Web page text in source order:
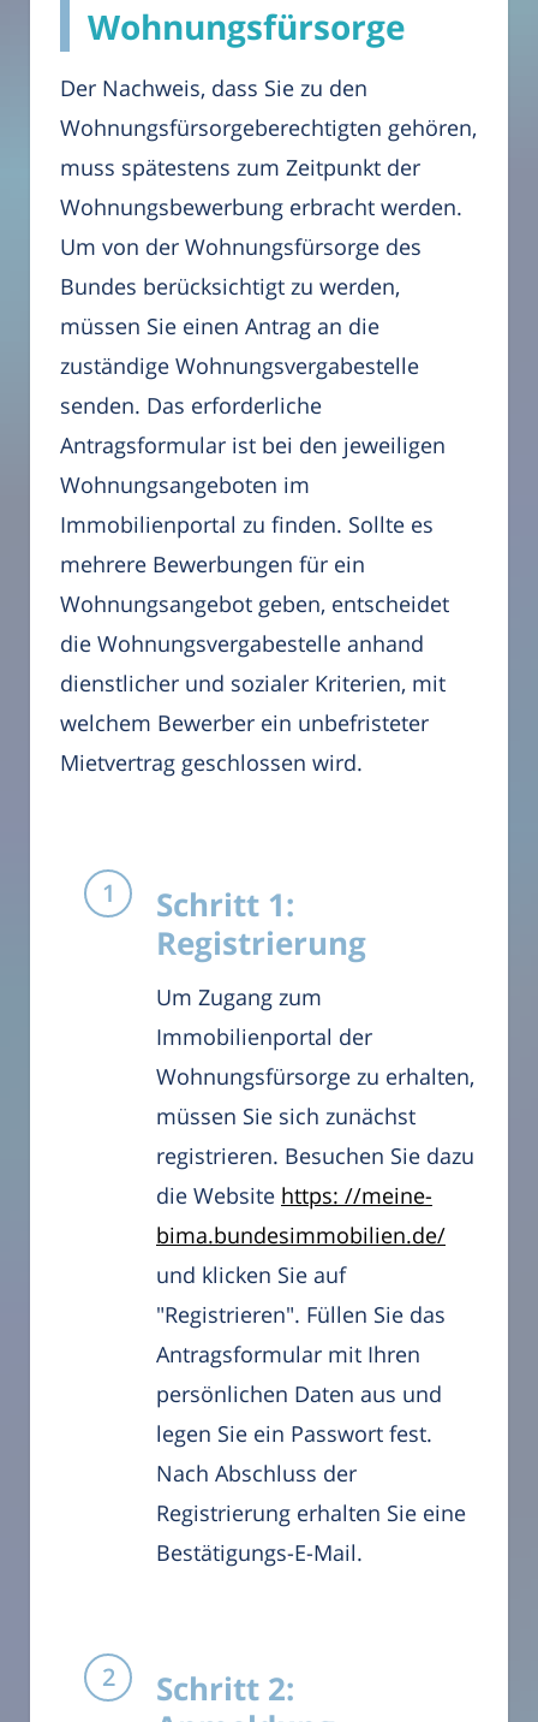
Wohnungsfürsorge
Der Nachweis, dass Sie zu den
Wohnungsfürsorgeberechtigten gehören,
muss spätestens zum Zeitpunkt der
Wohnungsbewerbung erbracht werden.
Um von der Wohnungsfürsorge des
Bundes berücksichtigt zu werden,
müssen Sie einen Antrag an die
zuständige Wohnungsvergabestelle
senden. Das erforderliche
Antragsformular ist bei den jeweiligen
Wohnungsangeboten im
Immobilienportal zu finden. Sollte es
mehrere Bewerbungen für ein
Wohnungsangebot geben, entscheidet
die Wohnungsvergabestelle anhand
dienstlicher und sozialer Kriterien, mit
welchem Bewerber ein unbefristeter
Mietvertrag geschlossen wird.
Schritt 1:
Registrierung
Um Zugang zum
Immobilienportal der
Wohnungsfürsorge zu erhalten,
müssen Sie sich zunächst
registrieren. Besuchen Sie dazu
die Website https: //meine-
bima.bundesimmobilien.de/
und klicken Sie auf
"Registrieren". Füllen Sie das
Antragsformular mit Ihren
persönlichen Daten aus und
legen Sie ein Passwort fest.
Nach Abschluss der
Registrierung erhalten Sie eine
Bestätigungs-E-Mail.
Schritt 2: